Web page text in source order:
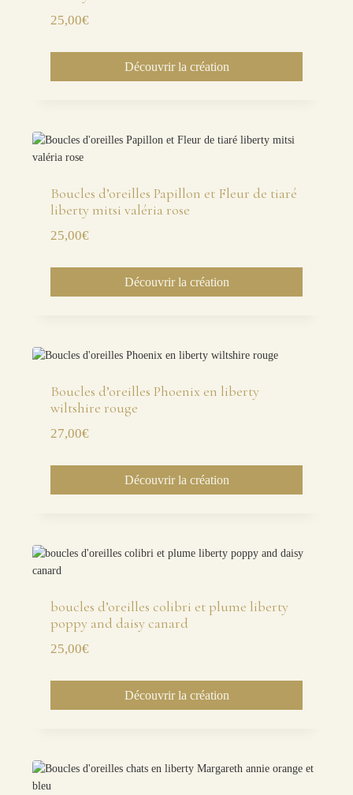
25,00€
Découvrir la création
Boucles d’oreilles Papillon et Fleur de tiaré
liberty mitsi valéria rose
25,00€
Découvrir la création
Boucles d’oreilles Phoenix en liberty
wiltshire rouge
27,00€
Découvrir la création
boucles d’oreilles colibri et plume liberty
poppy and daisy canard
25,00€
Découvrir la création